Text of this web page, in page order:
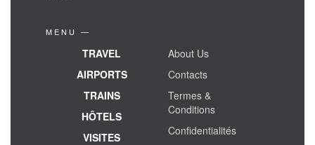
MENU —
TRAVEL
AIRPORTS
TRAINS
HÔTELS
VISITES
About Us
Contacts
Termes &
Conditions
Confidentialités